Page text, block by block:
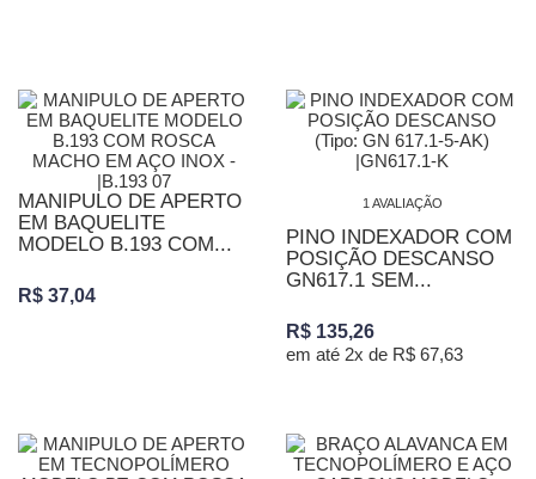
MANIPULO DE APERTO
EM BAQUELITE
MODELO B.193 COM...
R$ 37,04
1 AVALIAÇÃO
PINO INDEXADOR COM
POSIÇÃO DESCANSO
GN617.1 SEM...
R$ 135,26
em até 2x de R$ 67,63